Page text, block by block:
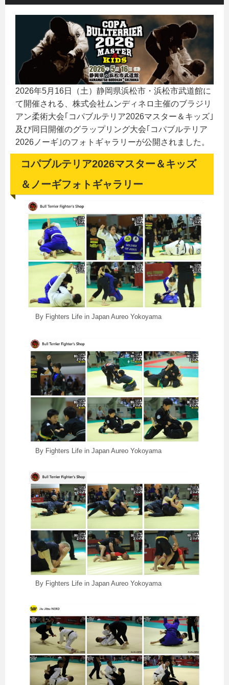
2026年5月16日（土）静岡県浜松市・浜松市武道館に
て開催される、株式会社ムンディネロ主催のブラジリ
アン柔術大会｢コパブルテリア2026マスター＆キッズ｣
及び同日開催のグラップリング大会｢コパブルテリア
2026ノーギ｣のフォトギャラリーが公開されました。
コパブルテリア2026マスター＆キッズ
＆ノーギフォトギャラリー
By Fighters Life in Japan Aureo Yokoyama
By Fighters Life in Japan Aureo Yokoyama
By Fighters Life in Japan Aureo Yokoyama